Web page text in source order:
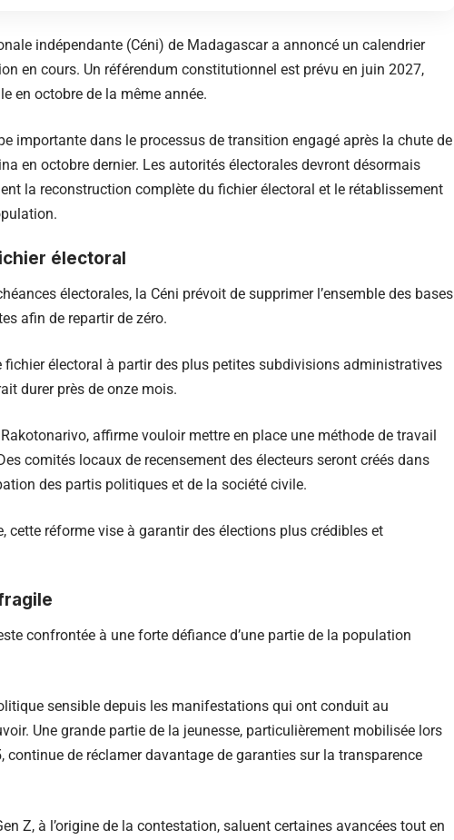
indépendante (Céni) de Madagascar a annoncé un calendrier
en cours. Un référendum constitutionnel est prévu en juin 2027,
en octobre de la même année.
importante dans le processus de transition engagé après la chute de
en octobre dernier. Les autorités électorales devront désormais
la reconstruction complète du fichier électoral et le rétablissement
électoral
électorales, la Céni prévoit de supprimer l’ensemble des bases
afin de repartir de zéro.
fichier électoral à partir des plus petites subdivisions administratives
durer près de onze mois.
affirme vouloir mettre en place une méthode de travail
comités locaux de recensement des électeurs seront créés dans
des partis politiques et de la société civile.
cette réforme vise à garantir des élections plus crédibles et
confrontée à une forte défiance d’une partie de la population
sensible depuis les manifestations qui ont conduit au
Une grande partie de la jeunesse, particulièrement mobilisée lors
continue de réclamer davantage de garanties sur la transparence
Z, à l’origine de la contestation, saluent certaines avancées tout en